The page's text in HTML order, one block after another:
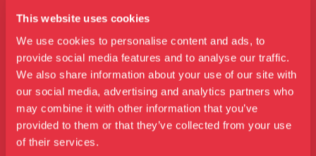
This website uses cookies
We use cookies to personalise content and ads, to
provide social media features and to analyse our traffic.
We also share information about your use of our site with
our social media, advertising and analytics partners who
may combine it with other information that you’ve
provided to them or that they’ve collected from your use
of their services.
Besøg os
Udstillinger
Museet blev etableret i 1890 og
skiftede i 2011 navn fra
Kunstindustrimuseet til det mere
tidsvarende Designmuseum
Danmark.